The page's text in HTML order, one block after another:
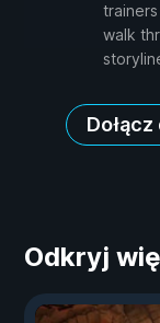
walk
Odkryj